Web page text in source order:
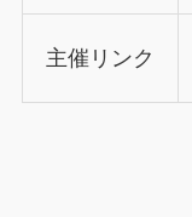
主催リンク